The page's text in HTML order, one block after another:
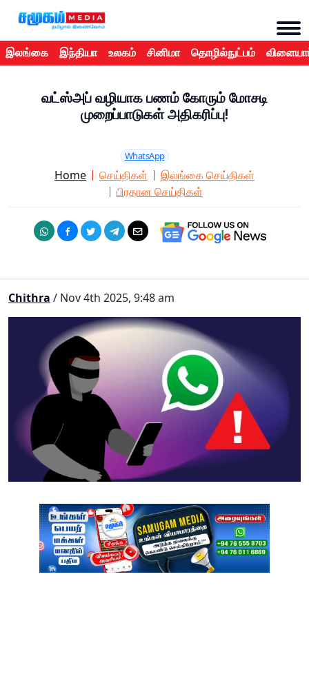
இலங்கை இந்தியா உலகம் சினிமா தொழில்நுட்பம்
வட்ஸ்அப் வழியாக பணம் கோரும் மோசடி
முறைப்பாடுகள் அதிகரிப்பு!
WhatsApp
Home செய்திகள்
இலங்கை செய்திகள்
பிரதான செய்திகள்
Chithra / Nov 4th 2025, 9:48 am